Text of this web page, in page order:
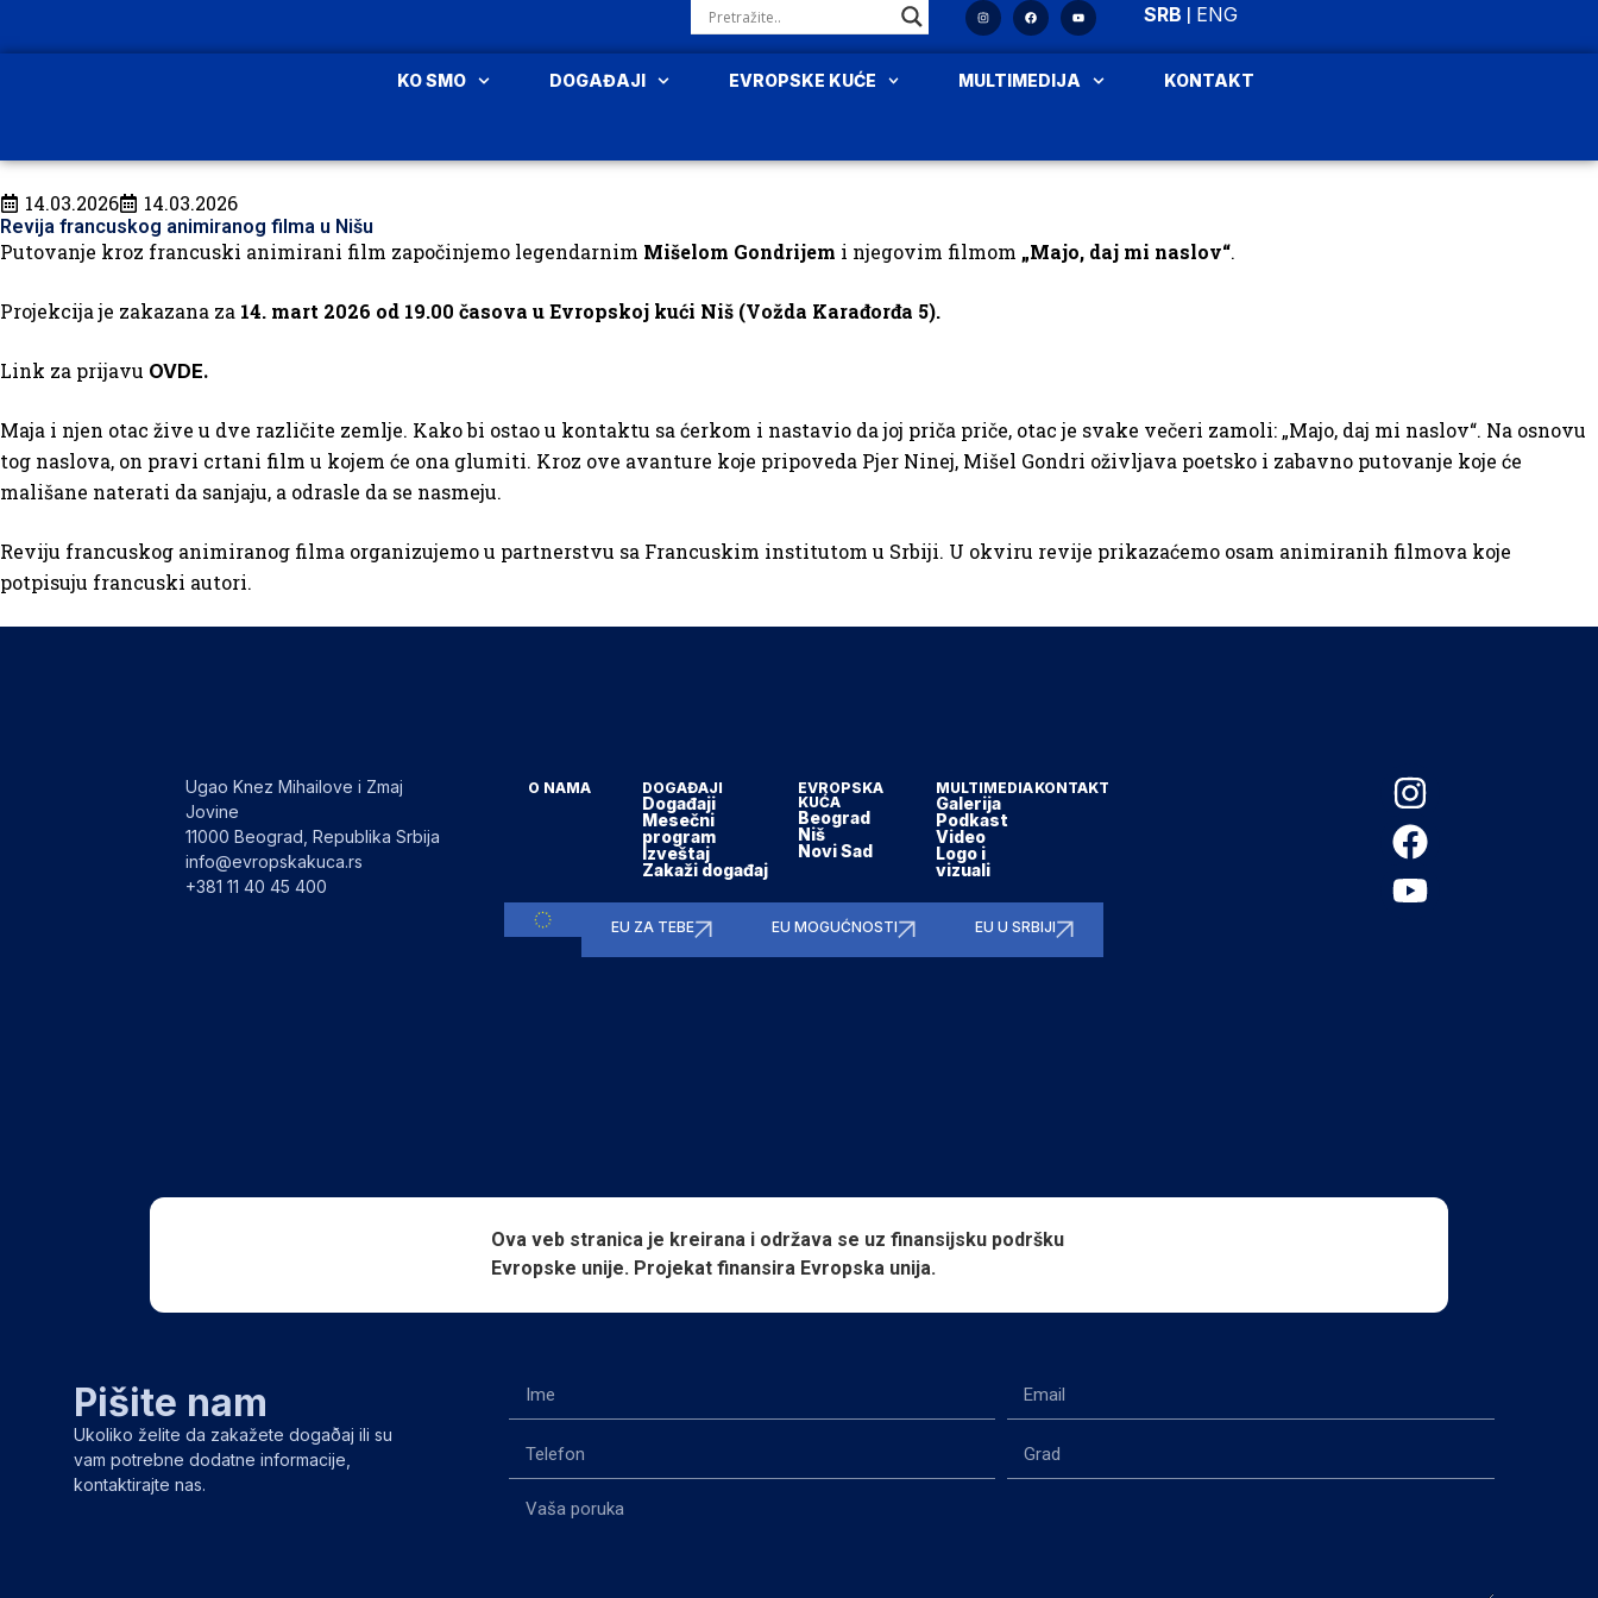
SRB | ENG
KO SMO DOGAĐAJI EVROPSKE KUĆE MULTIMEDIJA KONTAKT
14.03.2026 14.03.2026
Revija francuskog animiranog filma u Nišu
Putovanje kroz francuski animirani film započinjemo legendarnim Mišelom Gondrijem i njegovim filmom „Majo, daj mi naslov“.
Projekcija je zakazana za 14. mart 2026 od 19.00 časova u Evropskoj kući Niš (Vožda Karađorđa 5).
Link za prijavu OVDE.
Maja i njen otac žive u dve različite zemlje. Kako bi ostao u kontaktu sa ćerkom i nastavio da joj priča priče, otac je svake večeri zamoli: „Majo, daj mi naslov“. Na osnovu
tog naslova, on pravi crtani film u kojem će ona glumiti. Kroz ove avanture koje pripoveda Pjer Ninej, Mišel Gondri oživljava poetsko i zabavno putovanje koje će
mališane naterati da sanjaju, a odrasle da se nasmeju.
Reviju francuskog animiranog filma organizujemo u partnerstvu sa Francuskim institutom u Srbiji. U okviru revije prikazaćemo osam animiranih filmova koje
potpisuju francuski autori.
Ugao Knez Mihailove i Zmaj
Jovine
11000 Beograd, Republika Srbija
info@evropskakuca.rs
+381 11 40 45 400
O NAMA DOGAĐAJI
Događaji
Mesečni
program
Izveštaj
Zakaži događaj
EVROPSKA
KUĆA
Beograd
Niš
Novi Sad
MULTIMEDIA
Galerija
Podkast
Video
Logo i
vizuali
KONTAKT
EU ZA TEBE EU MOGUĆNOSTI EU U SRBIJI
Ova veb stranica je kreirana i održava se uz finansijsku podršku
Evropske unije. Projekat finansira Evropska unija.
Pišite nam
Ukoliko želite da zakažete dogaðaj ili su
vam potrebne dodatne informacije,
kontaktirajte nas.